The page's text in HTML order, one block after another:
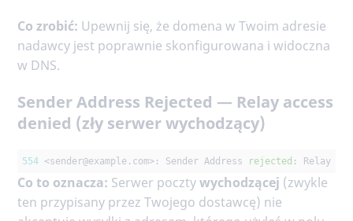
Co zrobić: Upewnij się, że domena w Twoim adresie
nadawcy jest poprawnie skonfigurowana i widoczna
w DNS.
Sender Address Rejected — Relay access
denied (zły serwer wychodzący)
554 <sender@example .com>: Sender Address rejected : Relay
Co to oznacza: Serwer pocztywychodzącej (zwykle
ten przypisany przez Twojego dostawcę) nie